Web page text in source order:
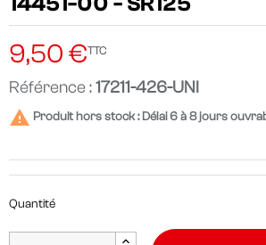
9,50 €TTC
Référence :17211-426-UNI
 Produit hors stock : Délai 6 à 8 jours
Quantité